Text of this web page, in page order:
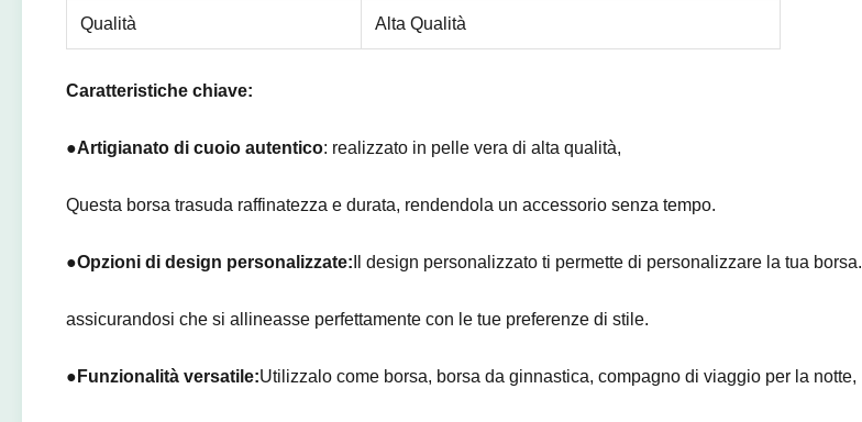
Qualità Alta Qualità
Caratteristiche chiave:
●Artigianato di cuoio autentico: realizzato in pelle vera di alta qualità,
Questa borsa trasuda raffinatezza e durata, rendendola un accessorio senza tempo.
●Opzioni di design personalizzate: Il design personalizzato ti permette di personalizzare la tua borsa.
assicurandosi che si allineasse perfettamente con le tue preferenze di stile.
● Funzionalità versatile:Utilizzalo come borsa, borsa da ginnastica, compagno di viaggio per la notte,